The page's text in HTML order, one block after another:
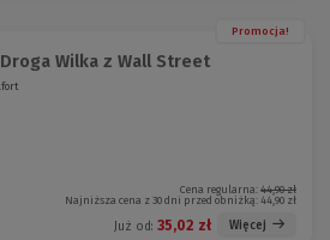
Promocja!
Droga Wilka z Wall Street
Cena regularna: 44,90 zł
Najniższa cena z 30 dni przed obniżką: 44,90 zł
Już od: 35,02 zł Więcej